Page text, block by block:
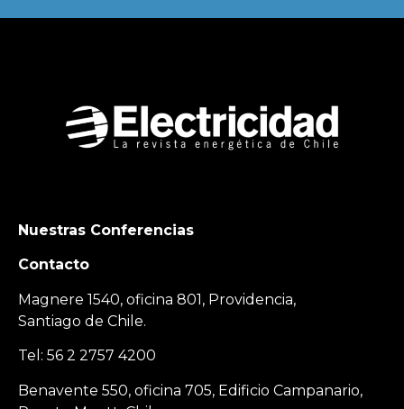
Nuestras Conferencias
Contacto
Magnere 1540, oficina 801, Providencia,
Santiago de Chile.
Tel: 56 2 2757 4200
Benavente 550, oficina 705, Edificio Campanario,